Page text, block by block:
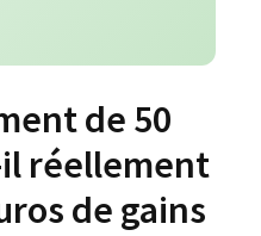
de 50
réellement
de gains